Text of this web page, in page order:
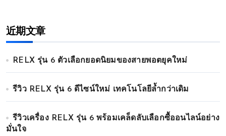
近期文章
RELX รุ่น 6 ตัวเลือกยอดนิยมของสายพอตยุคใหม่
รีวิว RELX รุ่น 6 ดีไซน์ใหม่ เทคโนโลยีล้ำกว่าเดิม
รีวิวเครื่อง RELX รุ่น 6 พร้อมเคล็ดลับเลือกซื้ออนไลน์อย่าง
มั่นใจ